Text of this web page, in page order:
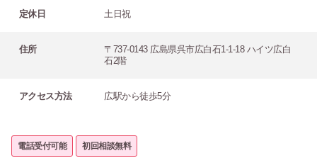
定休日 土日祝
住所
〒737-0143 広島県呉市広白石1-1-18 ハイツ広白
石2階
アクセス方法 広駅から徒歩5分
電話受付可能 初回相談無料